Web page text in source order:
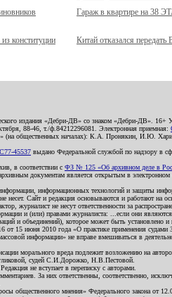
Гараж в квартире на 38
конституции Китай отказался
издания «Дебри-ДВ» со знаком «Дебри-ДВ».
88-46, т./ф.84212296081. Электронная приемная:
ДВ» (на общественных началах): К.А.
45537 выдано Федеральной службой по надзору в
в соответствии с ФЗ № 125 «Об архивном деле в
документам является открытым в
информационных технологий и защиты
несет. Сайт и редакция основываются и работают на
журналист не несут ответственности за
и (или) правами журналиста: ...если они
и объединений), которое может быть установлено
15 июня 2010 года «О практике применения
информации» не вправе вмешиваться в
морального вреда подлежит возложению на
судей С.И.Дорожко, Н.В.Пестовой.
не вступает в переписку с авторами.
За них ответственны, соответственно,
общественного мнения» Федерального закона от